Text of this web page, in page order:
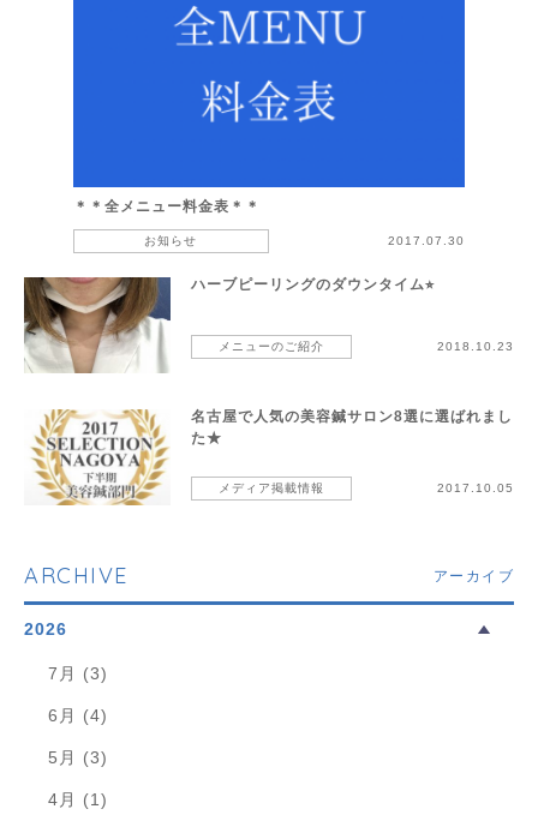
＊＊全メニュー料金表＊＊
お知らせ 2017.07.30
ハーブピーリングのダウンタイム⭐︎
メニューのご紹介 2018.10.23
名古屋で人気の美容鍼サロン8選に選ばれまし
た★
メディア掲載情報 2017.10.05
ARCHIVE アーカイブ
2026
7月 (3)
6月 (4)
5月 (3)
4月 (1)